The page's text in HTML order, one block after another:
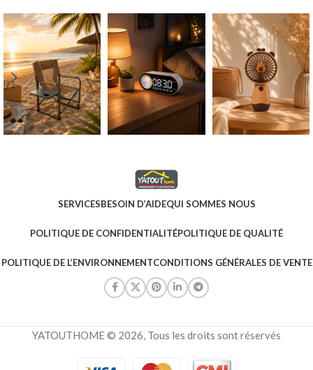
SERVICESBESOIN D’AIDEQUI SOMMES NOUS
POLITIQUE DE CONFIDENTIALITÉPOLITIQUE DE QUALITÉ
POLITIQUE DE L’ENVIRONNEMENTCONDITIONS GÉNÉRALES DE VENTE
YATOUTHOME © 2026, Tous les droits sont réservés